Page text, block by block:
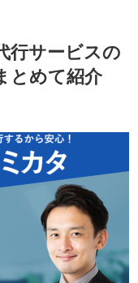
行サービスの
とめて紹介